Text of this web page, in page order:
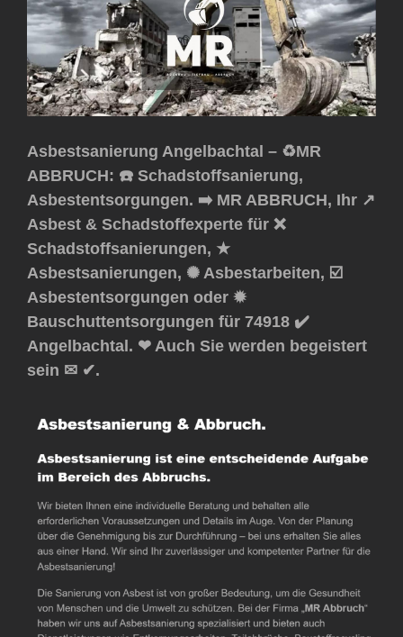
Asbestsanierung Angelbachtal – ♻️MR
ABBRUCH: ☎️ Schadstoffsanierung,
Asbestentsorgungen. ➡️ MR ABBRUCH, Ihr ↗️
Asbest & Schadstoffexperte für ❌
Schadstoffsanierungen, ★
Asbestsanierungen, ✺ Asbestarbeiten, ☑️
Asbestentsorgungen oder ✹
Bauschuttentsorgungen für 74918 ✔️
Angelbachtal. ❤ Auch Sie werden begeistert
sein ✉ ✔.